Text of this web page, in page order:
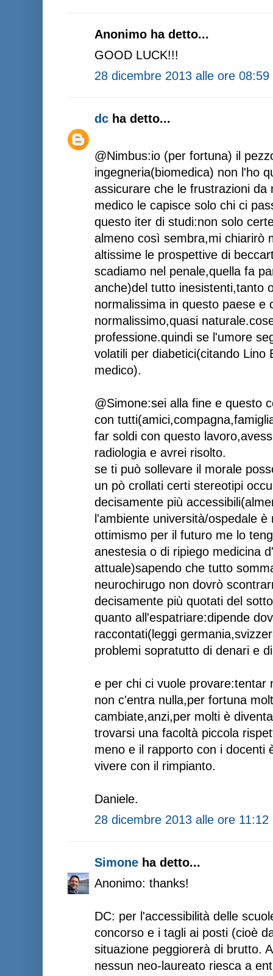
Anonimo ha detto...
GOOD LUCK!!!
28 dicembre 2013 alle ore 08:59
dc ha detto...
@Nimbus:io (per fortuna) il
ingegneria(biomedica) non l'ho
assicurare che le frustrazioni da
medico le capisce solo chi ci
questo iter di studi:non solo
almeno così sembra,mi chiarirò
altissime le prospettive di
scadiamo nel penale,quella fa
anche)del tutto inesistenti,tanto
normalissima in questo paese e
normalissimo,quasi
professione.quindi se l'umore
volatili per diabetici(citando Lino
medico).
@Simone:sei alla fine e questo
con
far soldi con questo
radiologia e avrei risolto.
se ti può sollevare il morale
un pò crollati certi stereotipi
decisamente più
l'ambiente università/ospedale è
ottimismo per il futuro me lo
anestesia o di ripiego medicina
attuale)sapendo che tutto
neurochirugo non dovrò
decisamente più quotati del
quanto all'espatriare:dipende
raccontati(leggi
problemi sopratutto di denari e
e per chi ci vuole provare:tentar
non c'entra nulla,per fortuna
cambiate,anzi,per molti è
trovarsi una facoltà piccola
meno e il rapporto con i docenti
vivere con il rimpianto.
Daniele.
28 dicembre 2013 alle ore 11:12
Simone ha detto...
Anonimo: thanks!
DC: per l'accessibilità delle
concorso e i tagli ai posti (cioè
situazione peggiorerà di brutto.
nessun neo-laureato riesca a